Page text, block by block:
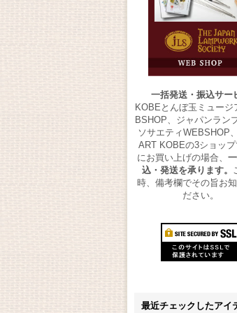
一括発送・振込サー
KOBEとんぼ玉ミュージ
BSHOP、ジャパンラン
ソサエティWEBSHOP
ART KOBEの3ショッ
にお買い上げの場合、
込・発送を承ります。
時、備考欄でその旨お知
ださい。
最近チェックしたアイ